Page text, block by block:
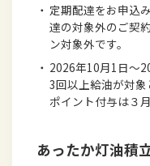
・ 定期配達をお申込
達の対象外のご契
ン対象外です。
・ 2026年10月1日～
3回以上給油が対象
ポイント付与は３
あったか灯油